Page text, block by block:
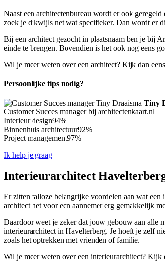
Naast een architectenbureau wordt er ook
zoek je dikwijls net wat specifieker. Dan wordt er
Bij een architect gezocht in plaatsnaam ben je bij
einde te brengen. Bovendien is het ook nog eens
Wil je meer weten over een architect? Kijk dan
Persoonlijke tips nodig?
Tiny
Customer Succes manager bij architectenkaart.nl
Interieur design94%
Binnenhuis architectuur92%
Project management97%
Ik help je graag
Interieurarchitect Havelterberg
Er zitten talloze belangrijke voordelen aan wat
architect het voor een aannemer erg gemakkelijk
Daardoor weet je zeker dat jouw gebouw aan alle
interieurarchitect in Havelterberg. Je hoeft je zelf
zoals het optrekken met vrienden of familie.
Wil je meer weten over een interieurarchitect?